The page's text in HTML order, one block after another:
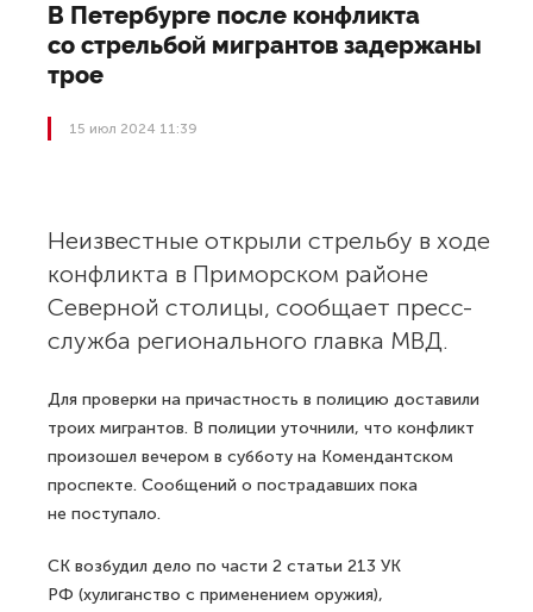
В Петербурге после конфликта
со стрельбой мигрантов задержаны
трое
15 июл 2024 11:39
Неизвестные открыли стрельбу в ходе
конфликта в Приморском районе
Северной столицы, сообщает пресс-
служба регионального главка МВД.
Для проверки на причастность в полицию доставили
троих мигрантов. В полиции уточнили, что конфликт
произошел вечером в субботу на Комендантском
проспекте. Сообщений о пострадавших пока
не поступало.
СК возбудил дело по части 2 статьи 213 УК
РФ (хулиганство с применением оружия),